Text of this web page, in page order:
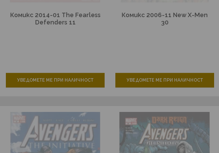
Комикс 2014-01 The Fearless
Defenders 11
УВЕДОМЕТЕ МЕ ПРИ НАЛИЧНОСТ
Комикс 2006-11 New X-Men
30
УВЕДОМЕТЕ МЕ ПРИ НАЛИЧНОСТ